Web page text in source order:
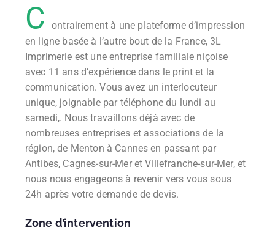
C
ontrairement à une plateforme d’impression
en ligne basée à l’autre bout de la France, 3L
Imprimerie est une entreprise familiale niçoise
avec 11 ans d’expérience dans le print et la
communication. Vous avez un interlocuteur
unique, joignable par téléphone du lundi au
samedi,. Nous travaillons déjà avec de
nombreuses entreprises et associations de la
région, de Menton à Cannes en passant par
Antibes, Cagnes-sur-Mer et Villefranche-sur-Mer, et
nous nous engageons à revenir vers vous sous
24h après votre demande de devis.
Zone d’intervention